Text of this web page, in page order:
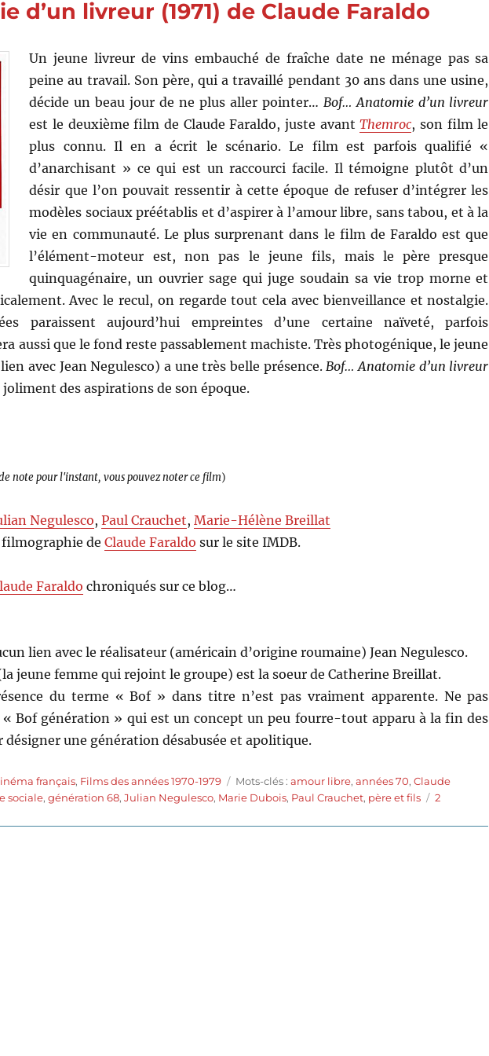
d’un livreur (1971) de Claude Faraldo
Un jeune livreur de vins embauché de fraîche date ne ménage pas sa
peine au travail. Son père, qui a travaillé pendant 30 ans dans une usine,
décide un beau jour de ne plus aller pointer… Bof… Anatomie d’un livreur
est le deuxième film de Claude Faraldo, juste avantThemroc, son film le
plus connu. Il en a écrit le scénario. Le film est parfois qualifié «
d’anarchisant » ce qui est un raccourci facile. Il témoigne plutôt d’un
désir que l’on pouvait ressentir à cette époque de refuser d’intégrer les
modèles sociaux préétablis et d’aspirer à l’amour libre, sans tabou, et à la
vie en communauté. Le plus surprenant dans le film de Faraldo est que
l’élément-moteur est, non pas le jeune fils, mais le père presque
quinquagénaire, un ouvrier sage qui juge soudain sa vie trop morne et
Avec le recul, on regarde tout cela avec bienveillance et nostalgie.
paraissent aujourd’hui empreintes d’une certaine naïveté, parfois
aussi que le fond reste passablement machiste. Très photogénique, le jeune
avec Jean Negulesco) a une très belle présence. Bof… Anatomie d’un livreur
des aspirations de son époque.
note pour l'instant, vous pouvez noter ce film)
Negulesco,Paul Crauchet,Marie-Hélène Breillat
filmographie deClaude Faraldo sur le site IMDB.
Faraldo chroniqués sur ce blog…
lien avec le réalisateur (américain d’origine roumaine) Jean Negulesco.
jeune femme qui rejoint le groupe) est la soeur de Catherine Breillat.
du terme « Bof » dans titre n’est pas vraiment apparente. Ne pas
Bof génération » qui est un concept un peu fourre-tout apparu à la fin des
une génération désabusée et apolitique.
français, Films des années 1970-1979 Étiquettes
Mots-clés :amour libre,années 70,Claude
sociale,génération 68,Julian Negulesco, Marie Dubois, Paul Crauchet, père et fils
2